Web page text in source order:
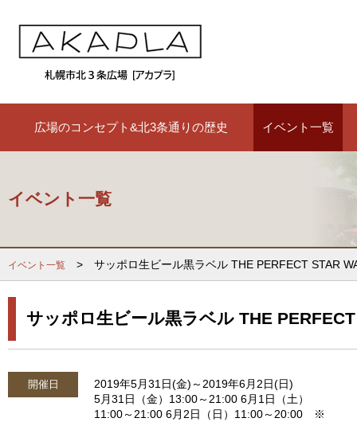
広場のコンセプト&北3条通りの歴史 イベント一覧
イベント一覧
イベント一覧 > サッポロ生ビール黒ラベル THE PERFECT STAR
サッポロ生ビール黒ラベル THE
開催日
2019年5月31日(金)～2019年6月2日(日)
5月31日（金）13:00～21:00 6月1日（土）
11:00～21:00 6月2日（日）11:00～20:00 ※